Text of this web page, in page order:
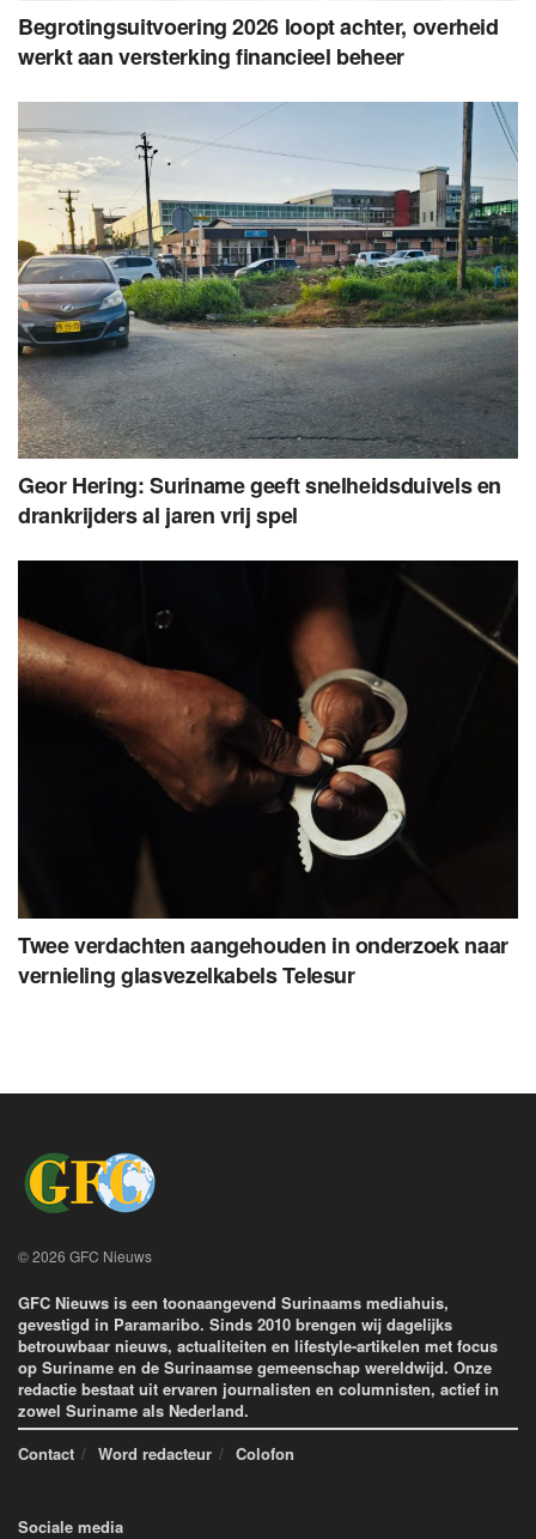
Begrotingsuitvoering 2026 loopt achter, overheid
werkt aan versterking financieel beheer
Geor Hering: Suriname geeft snelheidsduivels en
drankrijders al jaren vrij spel
Twee verdachten aangehouden in onderzoek naar
vernieling glasvezelkabels Telesur
© 2026 GFC Nieuws
GFC Nieuws is een toonaangevend Surinaams mediahuis,
gevestigd in Paramaribo. Sinds 2010 brengen wij dagelijks
betrouwbaar nieuws, actualiteiten en lifestyle-artikelen met focus
op Suriname en de Surinaamse gemeenschap wereldwijd. Onze
redactie bestaat uit ervaren journalisten en columnisten, actief in
zowel Suriname als Nederland.
Contact
Word redacteur Colofon
Sociale media